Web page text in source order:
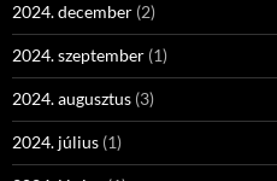
2024. december (2)
2024. szeptember (1)
2024. augusztus (3)
2024. július (1)